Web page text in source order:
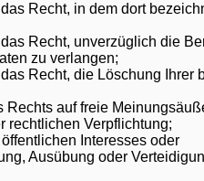
Recht, in dem dort
Recht, unverzüglich die
zu verlangen;
Recht, die Löschung
Rechts auf freie
rechtlichen Verpflichtung;
Interesses oder
Ausübung oder